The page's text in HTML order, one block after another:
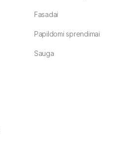
Fasadai
Papildomi sprendimai
Sauga